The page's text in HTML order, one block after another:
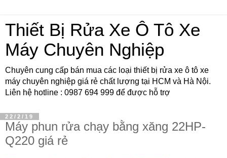
Thiết Bị Rửa Xe Ô Tô Xe
Máy Chuyên Nghiệp
Chuyên cung cấp bán mua các loại thiết bị rửa xe ô tô xe
máy chuyên nghiệp giá rẻ chất lượng tại HCM và Hà Nội.
Liên hệ hotline : 0987 694 999 để được hỗ trợ
22/2/19
Máy phun rửa chạy bằng xăng 22HP-
Q220 giá rẻ